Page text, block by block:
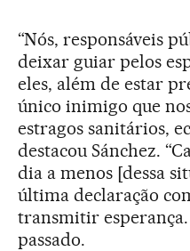
“Nós, responsáveis
deixar guiar pelos
eles, além de estar
único inimigo que
estragos sanitários,
destacou Sánchez.
dia a menos [dessa
última declaração
transmitir
passado.